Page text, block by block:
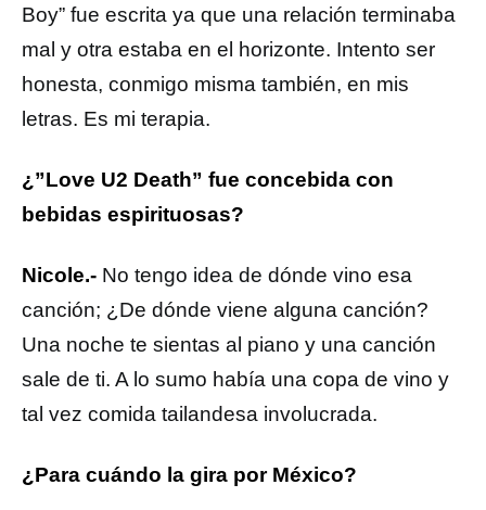
Boy” fue escrita ya que una relación terminaba
mal y otra estaba en el horizonte. Intento ser
honesta, conmigo misma también, en mis
letras. Es mi terapia.
¿”Love U2 Death” fue concebida con
bebidas espirituosas?
Nicole.- No tengo idea de dónde vino esa
canción; ¿De dónde viene alguna canción?
Una noche te sientas al piano y una canción
sale de ti. A lo sumo había una copa de vino y
tal vez comida tailandesa involucrada.
¿Para cuándo la gira por México?